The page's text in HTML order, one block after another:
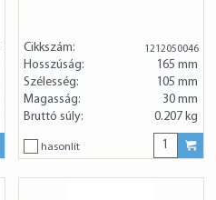
Cikkszám: 1212050046
Hosszúság:
165 mm
Szélesség:
105 mm
Magasság:
30 mm
Bruttó súly:
0.207 kg
hasonlít